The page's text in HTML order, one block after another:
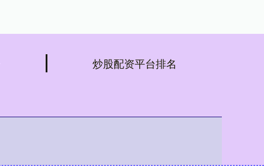
炒股配资平台排名